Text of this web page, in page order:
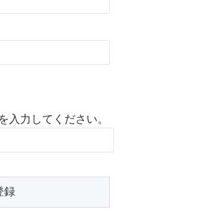
入力してください。